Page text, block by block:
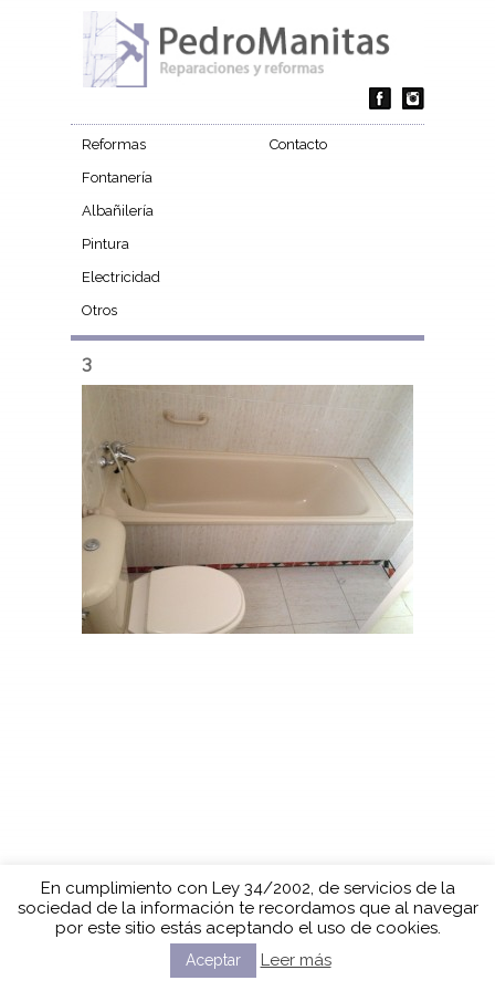
Reformas
Fontanería
Albañilería
Pintura
Electricidad
Otros
Contacto
3
En cumplimiento con Ley 34/2002, de servicios de la
sociedad de la información te recordamos que al navegar
por este sitio estás aceptando el uso de cookies.
Aceptar Leer más